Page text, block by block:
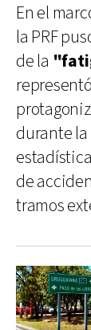
En el
la PRF
de la
durante
de
tramos